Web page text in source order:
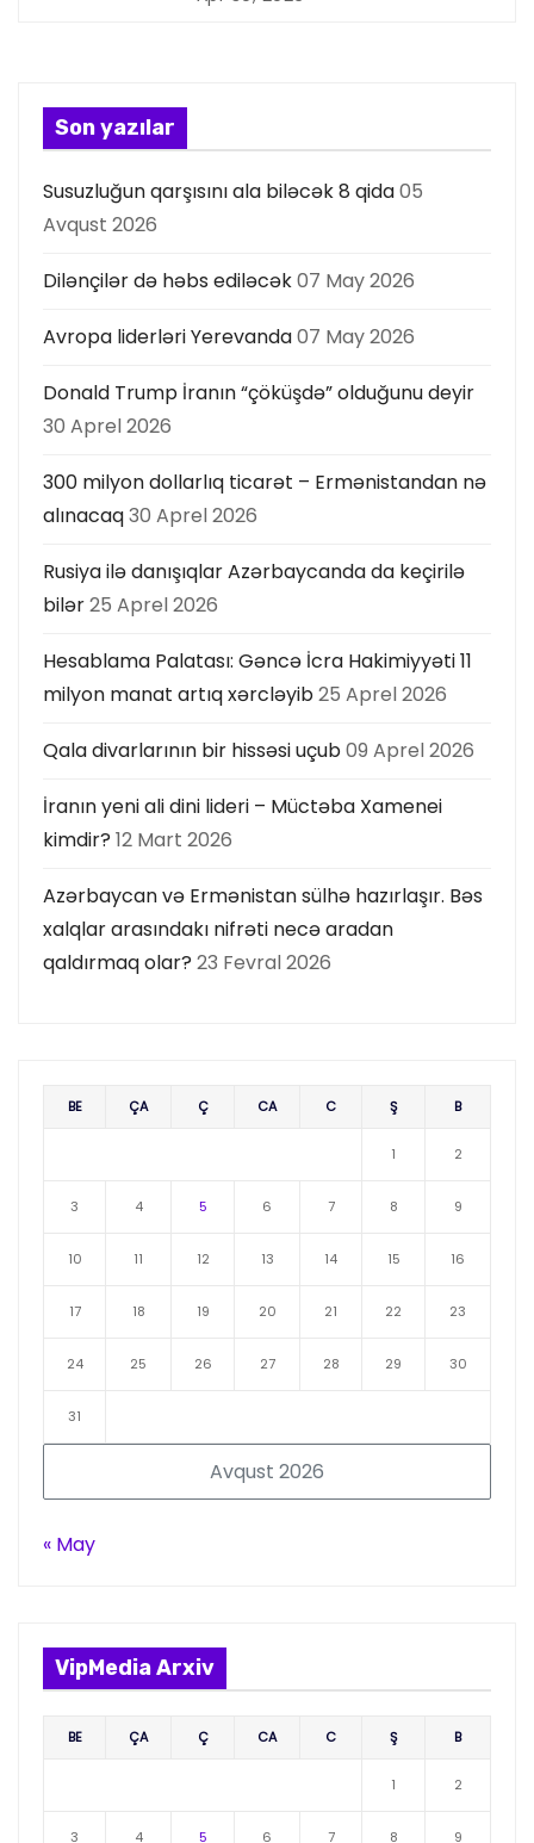
a
ı
Son yazılar
Susuzluğun qarşısını ala biləcək 8 qida05
Avqust 2026
Dilənçilər də həbs ediləcək07 May 2026
Avropa liderləri Yerevanda07 May 2026
Donald Trump İranın “çöküşdə” olduğunu deyir
30 Aprel 2026
300 milyon dollarlıq ticarət – Ermənistandan nə
alınacaq30 Aprel 2026
Rusiya ilə danışıqlar Azərbaycanda da keçirilə
bilər25 Aprel 2026
Hesablama Palatası: Gəncə İcra Hakimiyyəti 11
milyon manat artıq xərcləyib25 Aprel 2026
Qala divarlarının bir hissəsi uçub09 Aprel 2026
İranın yeni ali dini lideri – Müctəba Xamenei
kimdir? 12 Mart 2026
Azərbaycan və Ermənistan sülhə hazırlaşır. Bəs
xalqlar arasındakı nifrəti necə aradan
qaldırmaq olar? 23 Fevral 2026
Avqust 2026
BE ÇA Ç CA C Ş B
1 2
3 4 5 6 7 8 9
10 11 12 13 14 15 16
17 18 19 20 21 22 23
24 25 26 27 28 29 30
31
« May
VipMedia Arxiv
BE ÇA Ç CA C Ş B
1 2
3 4 5 6 7 8 9